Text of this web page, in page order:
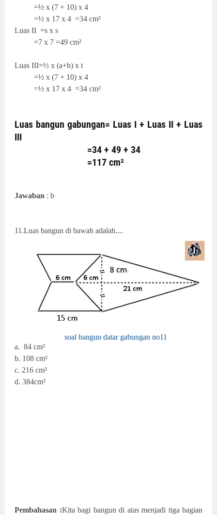
=½ x (7 + 10) x 4
=½ x 17 x 4 =34 cm²
Luas II =s x s
=7 x 7 =49 cm²
Luas III=½ x (a+b) x t
=½ x (7 + 10) x 4
=½ x 17 x 4 =34 cm²
Luas bangun gabungan= Luas I + Luas II + Luas
III
=34 + 49 + 34
=117 cm²
Jawaban : b
11.Luas bangun di bawah adalah....
soal bangun datar gabungan no11
a. 84 cm²
b. 108 cm²
c. 216 cm²
d. 384cm²
Pembahasan :Kita bagi bangun di atas menjadi tiga bagian